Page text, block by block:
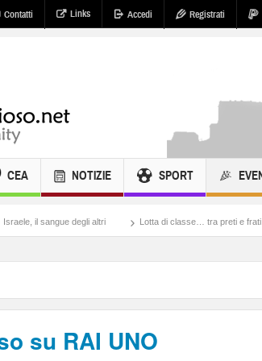
Contatti Links Accedi Registrati
CEA NOTIZIE SPORT
degli altri Lotta di classe… tra preti e frati
su RAI UNO